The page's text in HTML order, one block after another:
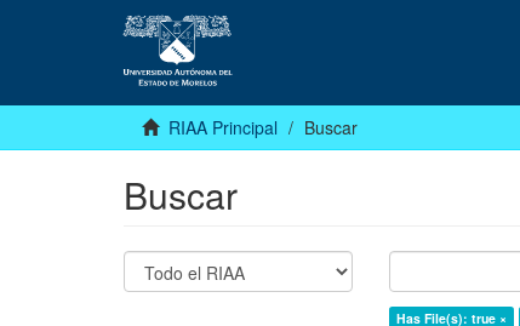
RIAA Principal Buscar
Buscar
Has File(s): true ×